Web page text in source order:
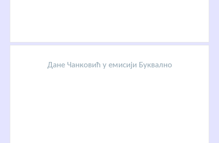
Дане Чанковић у емисији Буквално